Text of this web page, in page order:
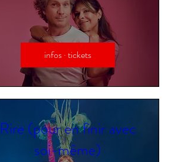
infos · tickets
Rire (pour en finir avec
soi-même)